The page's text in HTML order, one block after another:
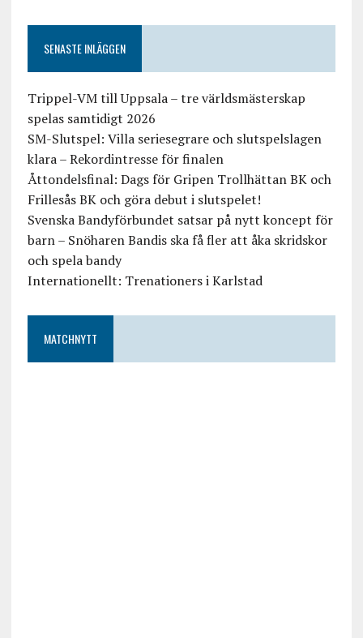
SENASTE INLÄGGEN
Trippel-VM till Uppsala – tre världsmästerskap
spelas samtidigt 2026
SM-Slutspel: Villa seriesegrare och slutspelslagen
klara – Rekordintresse för finalen
Åttondelsfinal: Dags för Gripen Trollhättan BK och
Frillesås BK och göra debut i slutspelet!
Svenska Bandyförbundet satsar på nytt koncept för
barn – Snöharen Bandis ska få fler att åka skridskor
och spela bandy
Internationellt: Trenationers i Karlstad
MATCHNYTT